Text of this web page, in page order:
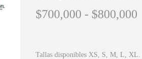
$700,000 - $800,000
Tallas disponibles XS, S, M, L, XL.